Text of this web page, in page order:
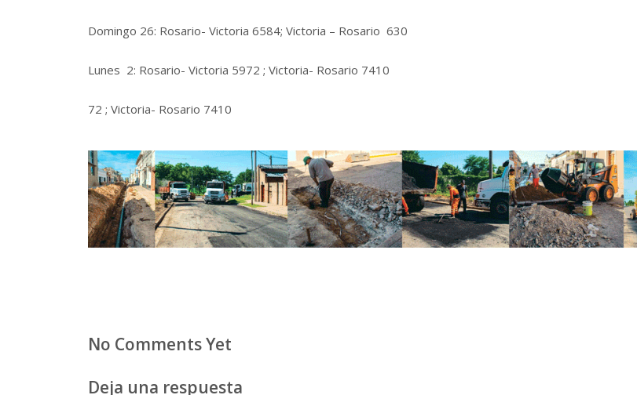
Domingo 26: Rosario- Victoria 6584; Victoria – Rosario 630
Lunes 2: Rosario- Victoria 5972 ; Victoria- Rosario 7410
72 ; Victoria- Rosario 7410
No Comments Yet
Deja una respuesta